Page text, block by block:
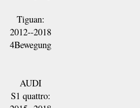
Tiguan:
2012--2018
4Bewegung
AUDI
S1 quattro: